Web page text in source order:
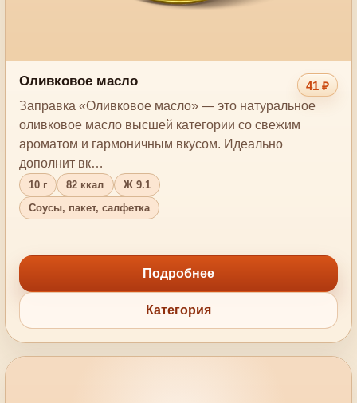
Оливковое масло
41 ₽
Заправка «Оливковое масло» — это натуральное
оливковое масло высшей категории со свежим
ароматом и гармоничным вкусом. Идеально
дополнит вк…
10 г 82 ккал
Ж 9.1
Соусы, пакет, салфетка
Подробнее
Категория